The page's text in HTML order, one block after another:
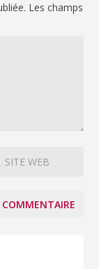
Les champs